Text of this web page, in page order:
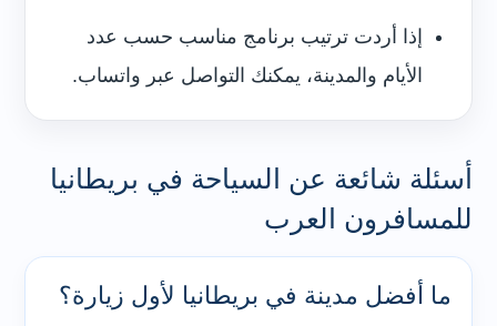
إذا أردت ترتيب برنامج مناسب حسب عدد
الأيام والمدينة، يمكنك التواصل عبر واتساب.
أسئلة شائعة عن السياحة في بريطانيا
للمسافرون العرب
ما أفضل مدينة في بريطانيا لأول زيارة؟